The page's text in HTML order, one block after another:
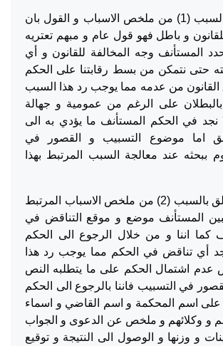
بخصوص السبب (1) من ملخص الاسباب و القول بان
و باطل فهو قول عام و مبهم تعتريه
المستأنف وجه المخالفة للقانون و أي
حتى نتمكن من بسط رقابتنا على الحكم
من عدمه مما يوجب رد هذا السبب
بالبطلان على الرغم من عمومية و جهالة
لا نجد في الحكم المستأنف ما يؤدي به الى
اما موضوع التسبيب و القصور في
ببحثه عند معالجة السبب المرتبط بهذا
و فيما يتعلق بالسبب (2) من ملخص الاسباب المرتبط
المستأنف موضع و موقع التناقض في
كما اننا و من خلال الرجوع الى الحكم
أي تناقض في الحكم مما يوجب رد هذا
عدم اشتمال الحكم على ما يتطلبه النص
175 و القصور في التسبيب فاننا بالرجوع الى الحكم
على اسم المحكمة و اسم القاضي و اسماء
و وكلائهم و ملخص عن الدعوى و الجواب
و وزنها و الوصول الى النتيجة و توقيع